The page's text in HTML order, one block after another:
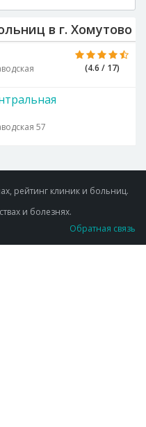
в г. Хомутово
(4.6 / 17)
57
рейтинг клиник и больниц.
и болезнях.
Обратная связь